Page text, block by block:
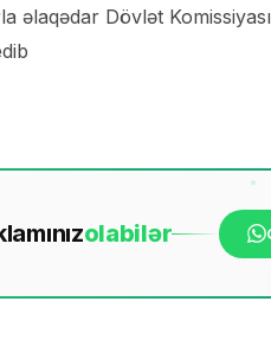
əlaqədar Dövlət
olabilər